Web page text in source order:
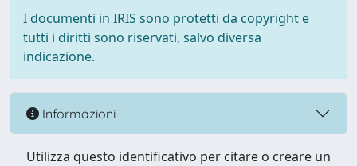
I documenti in IRIS sono protetti da copyright e
tutti i diritti sono riservati, salvo diversa
indicazione.
Informazioni
Utilizza questo identificativo per citare o creare un